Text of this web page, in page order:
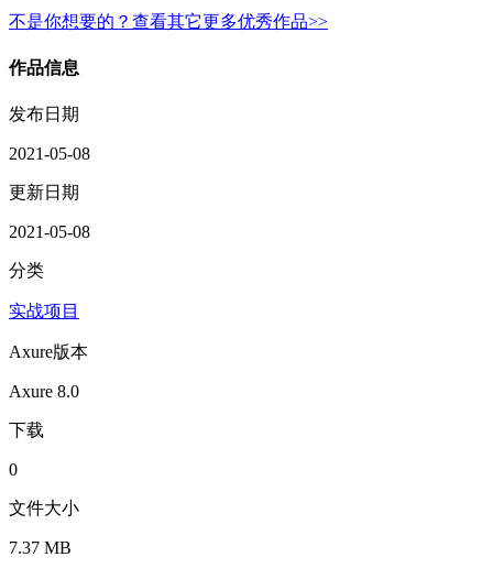
不是你想要的？查看其它更多优秀作品>>
作品信息
发布日期
2021-05-08
更新日期
2021-05-08
分类
实战项目
Axure版本
Axure 8.0
下载
0
文件大小
7.37 MB